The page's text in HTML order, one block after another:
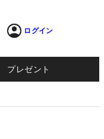
ログイン
プレゼント